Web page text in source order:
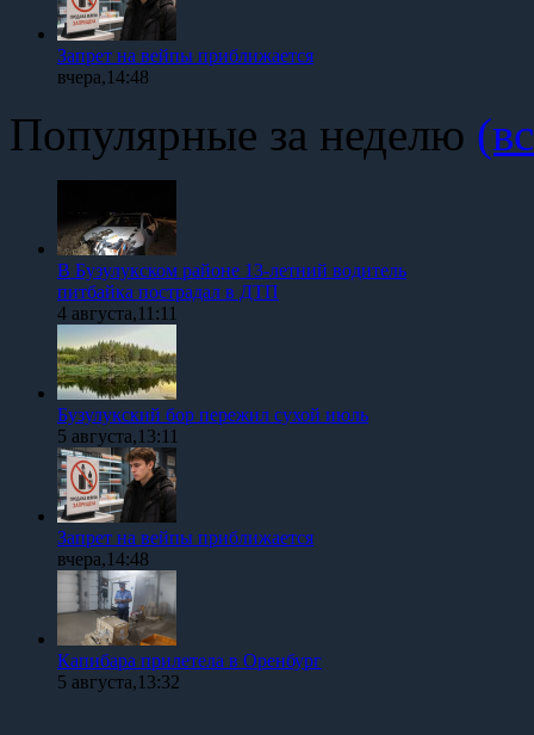
Запрет на вейпы приближается
вчера,14:48
Популярные за неделю
В Бузулукском районе 13-летний водитель
питбайка пострадал в ДТП
4 августа,11:11
Бузулукский бор пережил сухой июль
5 августа,13:11
Запрет на вейпы приближается
вчера,14:48
Капибара прилетела в Оренбург
5 августа,13:32